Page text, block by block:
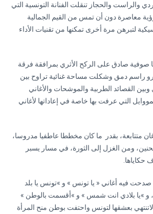
والراست والحجاز تنقلت الفنانة التونسية التي
معاصرة دون أن تمس من القيم الجمالية
لتبرهن مرة أخرى تمكنها من تقنيات الأداء
صوفية صادق على الركح الأثري بمرافقة فرقة
راسم دمق وشكلت مساحة غنائية تراوح بين
القصائد الطربية والموشحات والأغاني
التي عرفت بها خاصة في إعاداتها لأغاني
متتابعة، بقدر ما كان مخططا عاطفيا مدروسا،
ومن الغزل إلى الثورة، في مسار يسبر
حكاياها.
صدحت فيه أغاني « يا تونس » و »تونس يا بلد
و »يا بلادي انت شمس » و »أقسمت بالوطن »
بعشقها لتونس واحتفت بوطن منح المرأة